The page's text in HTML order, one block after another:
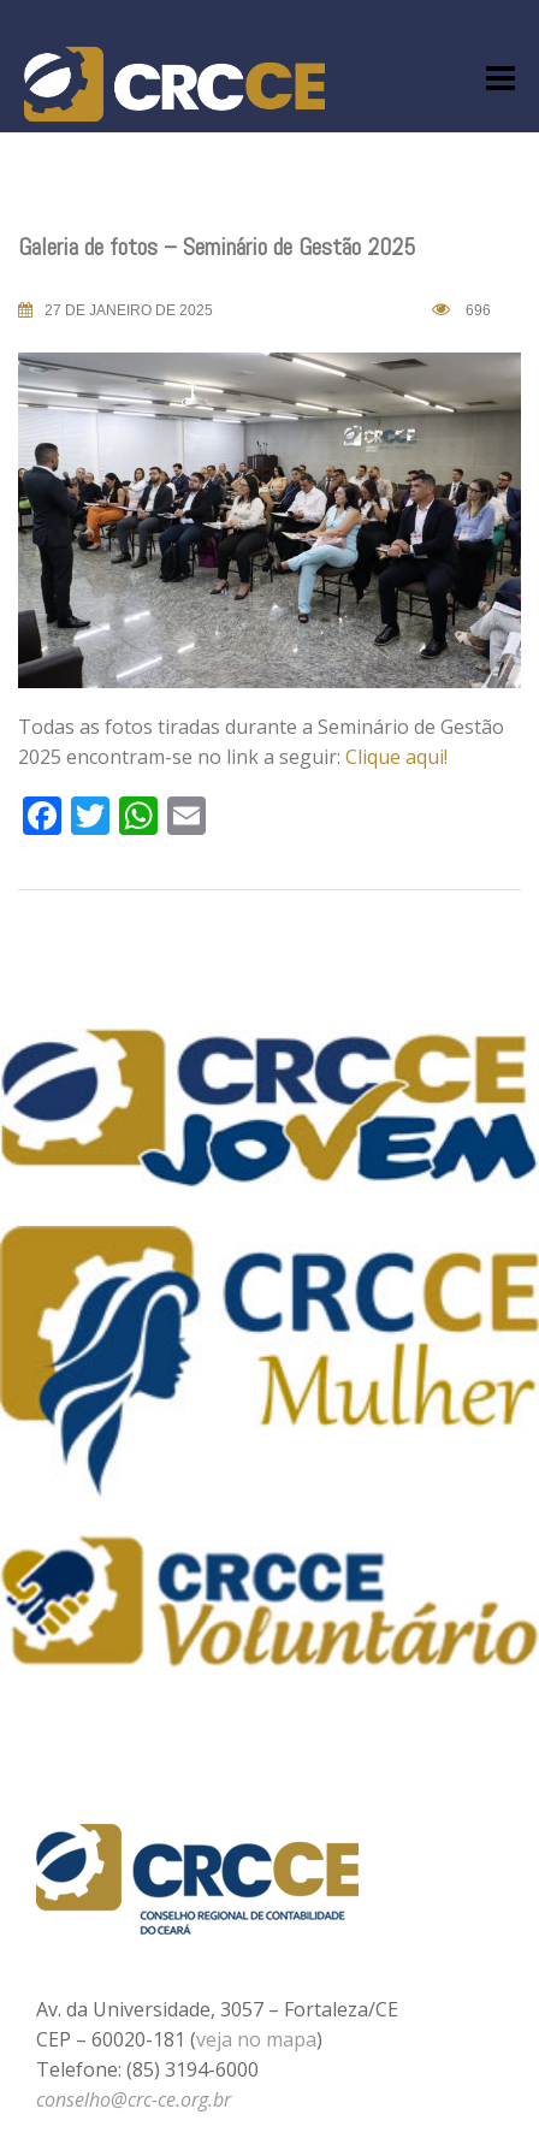
content
Galeria de fotos – Seminário de Gestão 2025
27 DE JANEIRO DE 2025 696
Todas as fotos tiradas durante a Seminário de Gestão
2025 encontram-se no link a seguir: Clique aqui!
Facebook
TwitterWhatsApp
Av. da Universidade, 3057 – Fortaleza/CE
CEP – 60020-181 (veja no mapa)
Telefone: (85) 3194-6000
conselho@crc-ce.org.br